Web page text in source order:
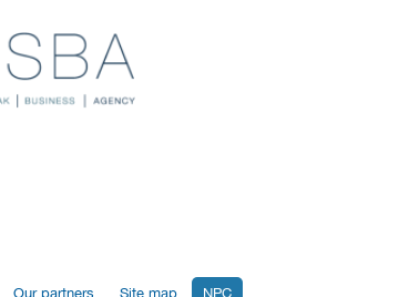
Our partners Site map NPC